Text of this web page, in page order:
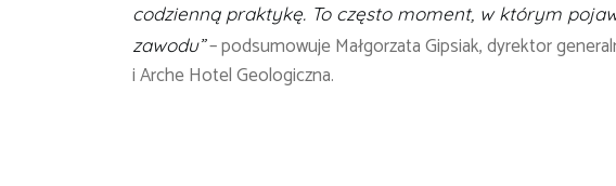
codzienną praktykę. To często moment, w którym
zawodu”– podsumowuje Małgorzata Gipsiak, dyrektor
i Arche Hotel Geologiczna.